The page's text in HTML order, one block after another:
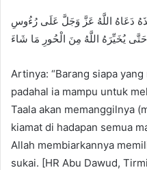
دَعَاهُ اللَّهُ عَزَّ وَجَلَّ عَلَى رُءُوسِ
حَتَّى يُخَيِّرَهُ اللَّهُ مِنَ الْحُورِ مَا شَاءَ
Artinya: “Barang siapa
padahal ia mampu untuk
Taala akan memanggilnya
kiamat di hadapan semua
Allah membiarkannya
sukai. [HR Abu Dawud,